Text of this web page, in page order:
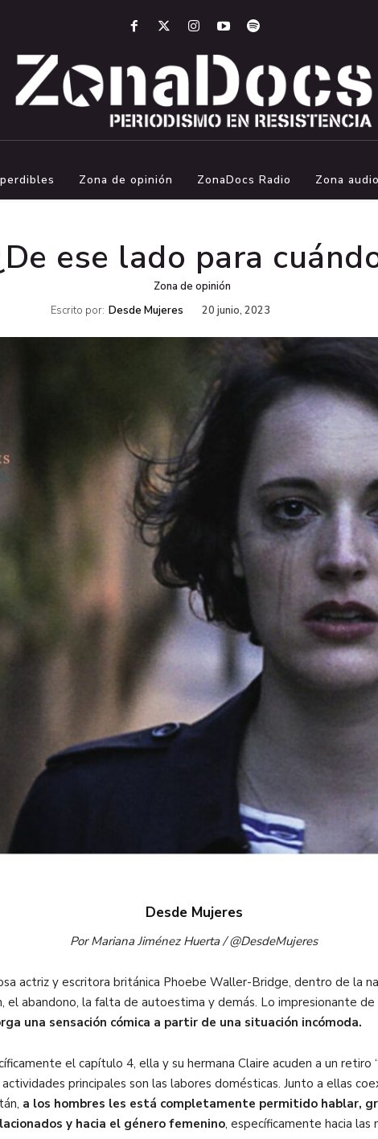
Zona de opinión ZonaDocs Radio Zona
ese lado para
Zona de opinión
Escrito por: Desde Mujeres 20 junio, 2023
Desde Mujeres
PorMariana Jiménez Huerta / @DesdeMujeres
actriz y escritora británica Phoebe Waller-Bridge, dentro de la
el abandono, la falta de autoestima y demás. Lo impresionante
una sensación cómica a partir de una situación incómoda.
el capítulo 4, ella y su hermana Claire acuden a un retiro
principales son las labores domésticas. Junto a ellas
a los hombres les está completamente permitido hablar,
y hacia el género femenino, específicamente hacia las